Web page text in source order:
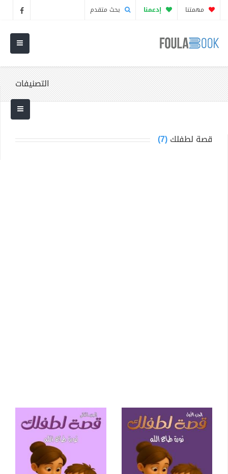
مهمتنا إدعمنا بحث متقدم
التصنيفات
قصة لطفلك(7)